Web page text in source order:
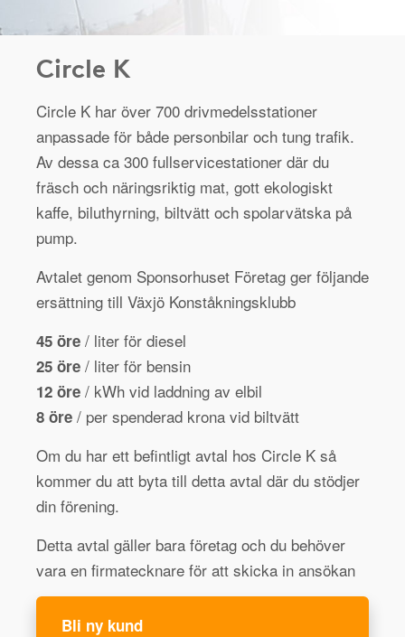
Circle K
Circle K har över 700 drivmedelsstationer
anpassade för både personbilar och tung trafik.
Av dessa ca 300 fullservicestationer där du
fräsch och näringsriktig mat, gott ekologiskt
kaffe, biluthyrning, biltvätt och spolarvätska på
pump.
Avtalet genom Sponsorhuset Företag ger följande
ersättning till Växjö Konståkningsklubb
45 öre / liter för diesel
25 öre / liter för bensin
12 öre / kWh vid laddning av elbil
8 öre / per spenderad krona vid biltvätt
Om du har ett befintligt avtal hos Circle K så
kommer du att byta till detta avtal där du stödjer
din förening.
Detta avtal gäller bara företag och du behöver
vara en firmatecknare för att skicka in ansökan
Bli ny kund